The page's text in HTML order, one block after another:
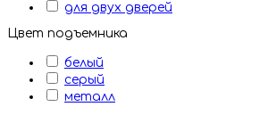
для двух дверей
Цвет подъемника
белый
серый
металл